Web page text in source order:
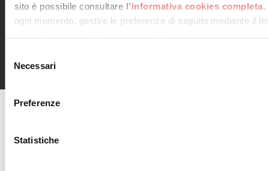
sito è possibile consultare l’informativa cookies completa.
ogni momento, gestire le preferenze di seguito mediante il
delNecessari
Preferenze
Statistiche
© 2018 Consorzio Centro Piave, Via Iseo, 1 San Donà di
agenciaseomarketingonline.es